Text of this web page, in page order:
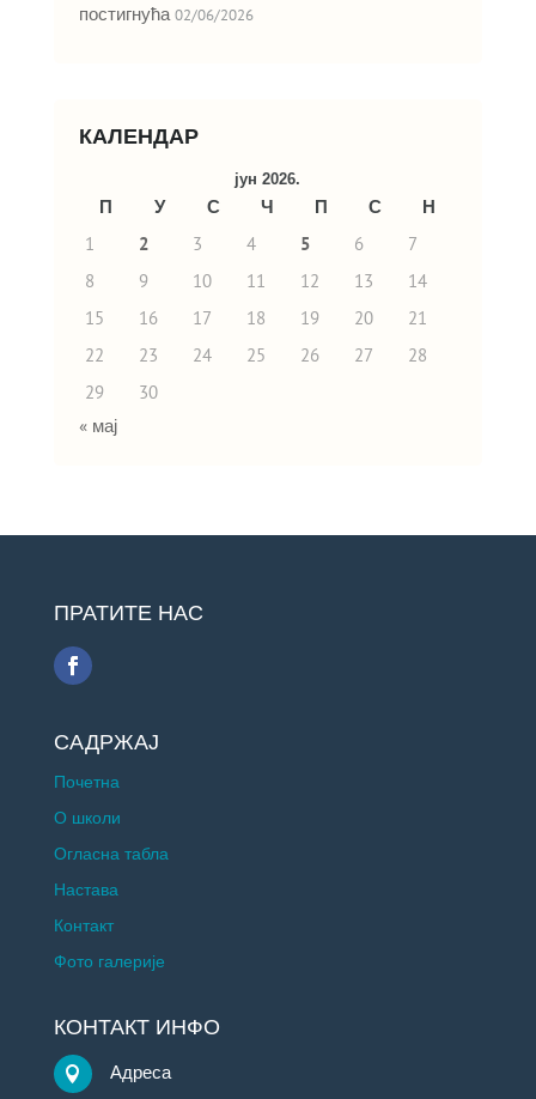
постигнућа 02/06/2026
КАЛЕНДАР
јун 2026.
П У С Ч П С
Н
1
2 3 4 5 6
7
8
9 10 11 12 13
14
15
16 17 18 19 20
21
22
23 24 25 26 27
28
29
30
« мај
ПРАТИТЕ НАС
САДРЖАЈ
Почетна
О школи
Огласна табла
Настава
Контакт
Фото галерије
КОНТАКТ ИНФО
 Адреса